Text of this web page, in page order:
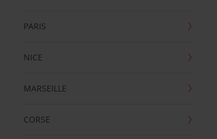
PARIS
NICE
MARSEILLE
CORSE